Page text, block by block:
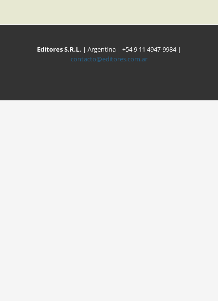
Editores S.R.L. | Argentina | +54 9 11 4947-9984 |
contacto@editores.com.ar